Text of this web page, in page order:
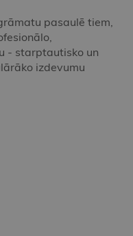
pasaulē tiem,
- starptautisko un
izdevumu